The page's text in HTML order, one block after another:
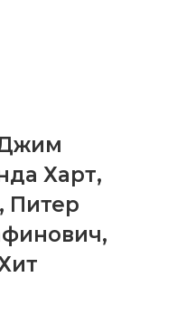
Харт,
, Питер
,